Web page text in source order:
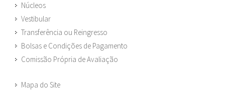
Núcleos
Vestibular
Transferência ou Reingresso
Bolsas e Condições de Pagamento
Comissão Própria de Avaliação
Mapa do Site